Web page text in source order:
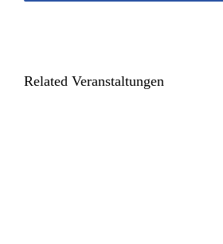
Related Veranstaltungen